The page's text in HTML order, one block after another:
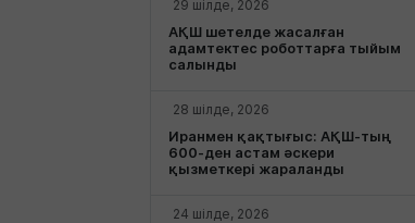
29 шілде, 2026
АҚШ шетелде жасалған
адамтектес роботтарға тыйым
салынды
28 шілде, 2026
Иранмен қақтығыс: АҚШ-тың
600-ден астам әскери
қызметкері жараланды
24 шілде, 2026